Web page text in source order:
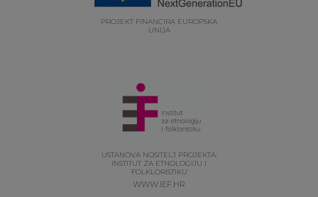
PROJEKT FINANCIRA EUROPSKA
UNIJA
USTANOVA NOSITELJ PROJEKTA:
INSTITUT ZA ETNOLOGIJU I
FOLKLORISTIKU
WWW.IEF.HR